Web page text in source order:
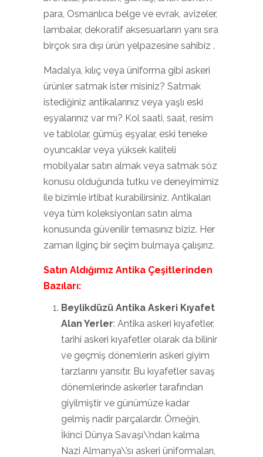
para, Osmanlıca belge ve evrak, avizeler,
lambalar, dekoratif aksesuarların yanı sıra
birçok sıra dışı ürün yelpazesine sahibiz .
Madalya, kılıç veya üniforma gibi askeri
ürünler satmak ister misiniz? Satmak
istediğiniz antikalarınız veya yaşlı eski
eşyalarınız var mı? Kol saati, saat, resim
ve tablolar, gümüş eşyalar, eski teneke
oyuncaklar veya yüksek kaliteli
mobilyalar satın almak veya satmak söz
konusu olduğunda tutku ve deneyimimiz
ile bizimle irtibat kurabilirsiniz. Antikaları
veya tüm koleksiyonları satın alma
konusunda güvenilir temasınız biziz. Her
zaman ilginç bir seçim bulmaya çalışırız.
Satın Aldığımız Antika Çeşitlerinden
Bazıları:
Beylikdüzü Antika Askeri Kıyafet
Alan Yerler: Antika askeri kıyafetler,
tarihi askeri kıyafetler olarak da bilinir
ve geçmiş dönemlerin askeri giyim
tarzlarını yansıtır. Bu kıyafetler savaş
dönemlerinde askerler tarafından
giyilmiştir ve günümüze kadar
gelmiş nadir parçalardır. Örneğin,
İkinci Dünya Savaşı\’ndan kalma
Nazi Almanya\’sı askeri üniformaları,